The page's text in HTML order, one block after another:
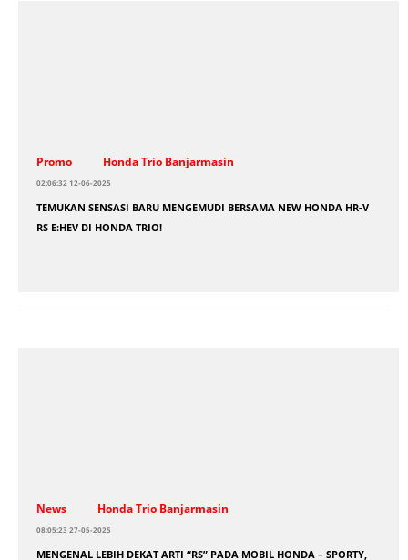
Promo Honda Trio Banjarmasin
02:06:32 12-06-2025
TEMUKAN SENSASI BARU MENGEMUDI BERSAMA NEW HONDA HR-V
RS E:HEV DI HONDA TRIO!
News Honda Trio Banjarmasin
08:05:23 27-05-2025
MENGENAL LEBIH DEKAT ARTI “RS” PADA MOBIL HONDA – SPORTY,